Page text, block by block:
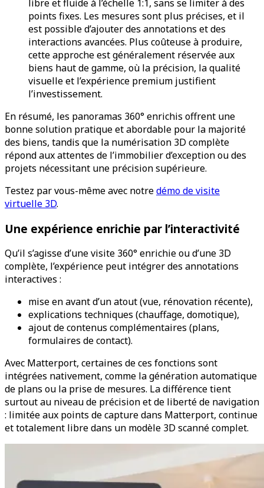
libre et fluide à l’échelle 1:1, sans se limiter à des
points fixes. Les mesures sont plus précises, et il
est possible d’ajouter des annotations et des
interactions avancées. Plus coûteuse à produire,
cette approche est généralement réservée aux
biens haut de gamme, où la précision, la qualité
visuelle et l’expérience premium justifient
l’investissement.
En résumé, les panoramas 360° enrichis offrent une
bonne solution pratique et abordable pour la majorité
des biens, tandis que la numérisation 3D complète
répond aux attentes de l’immobilier d’exception ou des
projets nécessitant une précision supérieure.
Testez par vous-même avec notredémo de visite
virtuelle 3D.
Une expérience enrichie par l’interactivité
Qu’il s’agisse d’une visite 360° enrichie ou d’une 3D
complète, l’expérience peut intégrer des annotations
interactives :
mise en avant d’un atout (vue, rénovation récente),
explications techniques (chauffage, domotique),
ajout de contenus complémentaires (plans,
formulaires de contact).
Avec Matterport, certaines de ces fonctions sont
intégrées nativement, comme la génération automatique
de plans ou la prise de mesures. La différence tient
surtout au niveau de précision et de liberté de navigation
: limitée aux points de capture dans Matterport, continue
et totalement libre dans un modèle 3D scanné complet.